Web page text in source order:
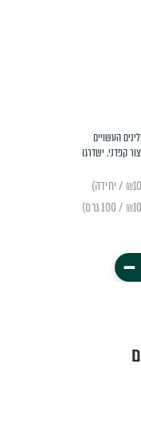
העשויים
קפדני. ישדרגו
-